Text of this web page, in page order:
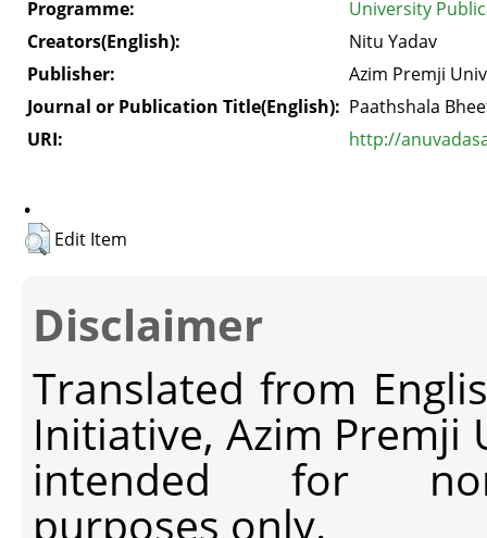
Programme:
University
Creators(English):
Nitu Yadav
Publisher:
Azim Premji
Journal or Publication Title(English): Paathshala
URI:
http://
.
Edit Item
Disclaimer
Translated from
Initiative, Azim Premji
intended for non-
purposes only.